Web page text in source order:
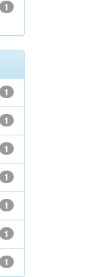
1
1
1
1
1
1
1
1